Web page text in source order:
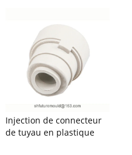
Injection de connecteur
de tuyau en plastique